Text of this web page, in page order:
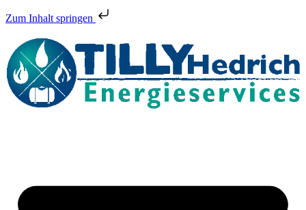
Zum Inhalt springen